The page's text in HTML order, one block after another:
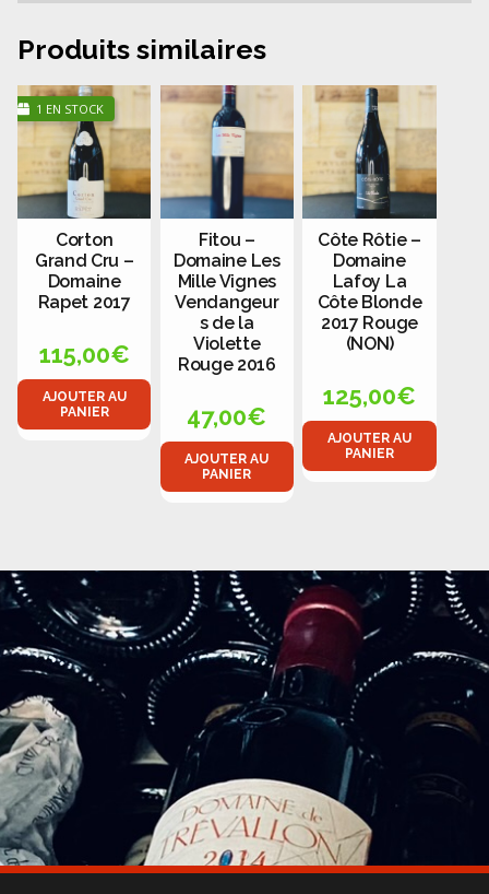
Produits similaires
Corton
Grand Cru –
Domaine
Rapet 2017
115,00€
AJOUTER AU
PANIER
1 EN STOCK
Fitou –
Domaine Les
Mille Vignes
Vendangeur
s de la
Violette
Rouge 2016
47,00€
AJOUTER AU
PANIER
Côte Rôtie –
Domaine
Lafoy La
Côte Blonde
2017 Rouge
(NON)
125,00€
AJOUTER AU
PANIER